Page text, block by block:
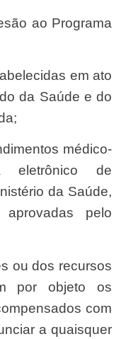
da Saúde e do
eletrônico de
da Saúde,
pelo
por objeto os
com
a quaisquer